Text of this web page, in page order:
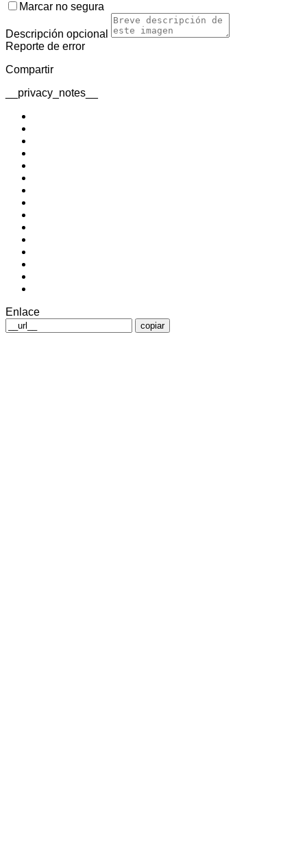
Marcar no segura
Descripción opcional
Reporte de error
Compartir
__privacy_notes__
Enlace
copiar